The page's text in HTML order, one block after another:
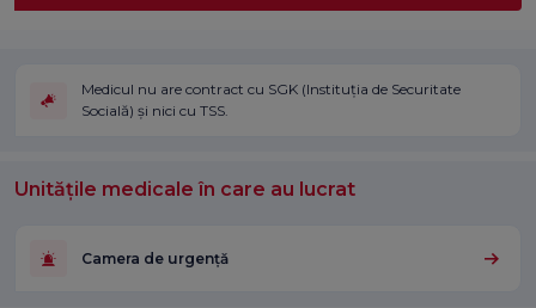
Medicul nu are contract cu SGK (Instituția de Securitate
Socială) și nici cu TSS.
Unitățile medicale în care au lucrat
Camera de urgență